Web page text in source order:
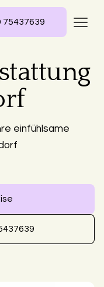
75437639
einfühlsame